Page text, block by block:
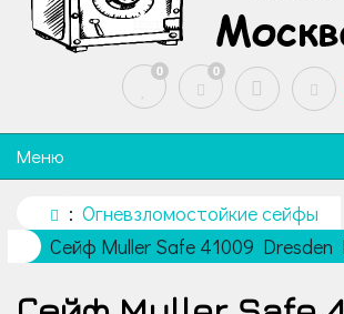
0 0
Меню
Огневзломостойкие сейфы
Сейф Muller Safe 41009 Dresden